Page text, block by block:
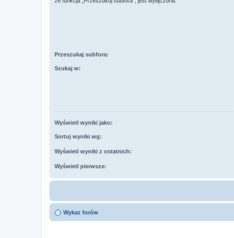
Przeszukaj subfora:
Szukaj w:
Wyświetl wyniki jako:
Sortuj wyniki wg:
Wyświetl wyniki z ostatnich:
Wyświetl pierwsze:
Wykaz forów